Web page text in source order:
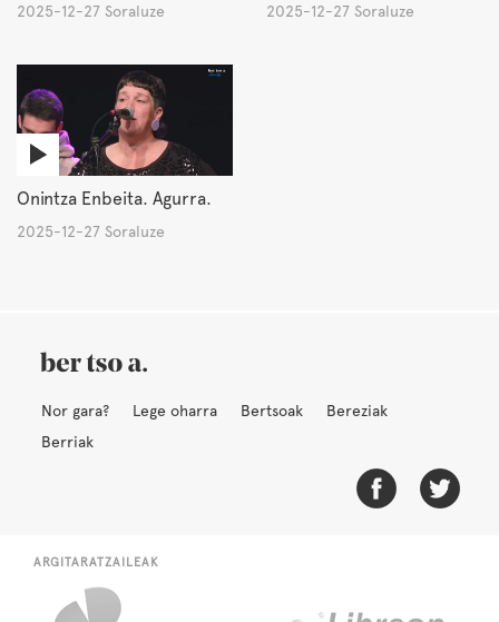
2025-12-27 Soraluze 2025-12-27 Soraluze
Onintza Enbeita. Agurra.
2025-12-27 Soraluze
Nor gara? Lege oharra Bertsoak
Bereziak
Berriak
ARGITARATZAILEAK